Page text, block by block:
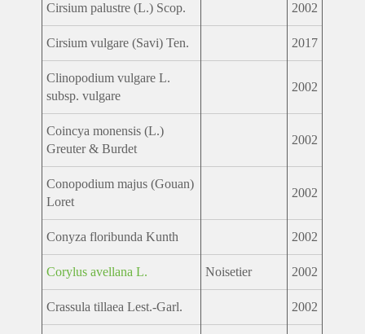
Cirsium palustre (L.) Scop. 2002
Cirsium vulgare (Savi) Ten. 2017
Clinopodium vulgare L.
subsp. vulgare
2002
Coincya monensis (L.)
Greuter & Burdet
2002
Conopodium majus (Gouan)
Loret
2002
Conyza floribunda Kunth 2002
Corylus avellana L. Noisetier 2002
Crassula tillaea Lest.-Garl. 2002